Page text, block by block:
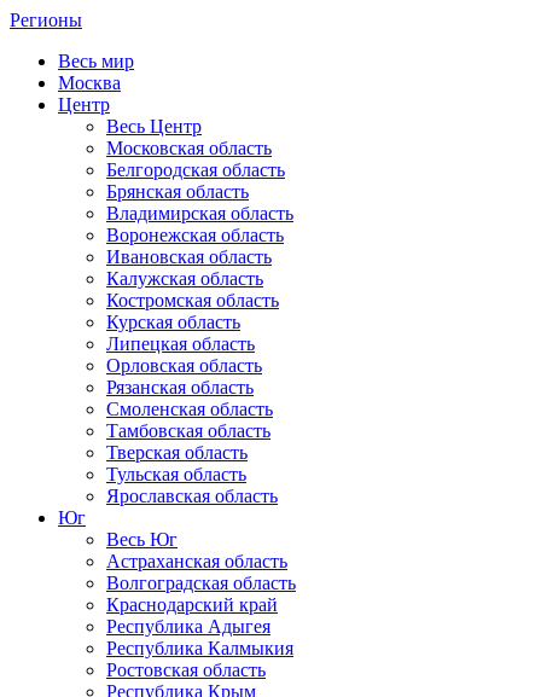
Регионы
Весь мир
Москва
Центр
Весь Центр
Московская область
Белгородская область
Брянская область
Владимирская область
Воронежская область
Ивановская область
Калужская область
Костромская область
Курская область
Липецкая область
Орловская область
Рязанская область
Смоленская область
Тамбовская область
Тверская область
Тульская область
Ярославская область
Юг
Весь Юг
Астраханская область
Волгоградская область
Краснодарский край
Республика Адыгея
Республика Калмыкия
Ростовская область
Республика Крым